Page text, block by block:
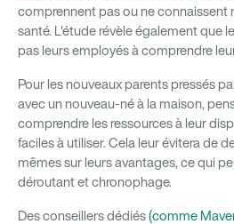
comprennent pas ou ne connaissent
santé. L'étude révèle également que
pas leurs employés à comprendre
Pour les nouveaux parents pressés
avec un nouveau-né à la maison,
comprendre les ressources à leur
faciles à utiliser. Cela leur évitera de
mêmes sur leurs avantages, ce qui
déroutant et chronophage.
Des conseillers dédiés(comme